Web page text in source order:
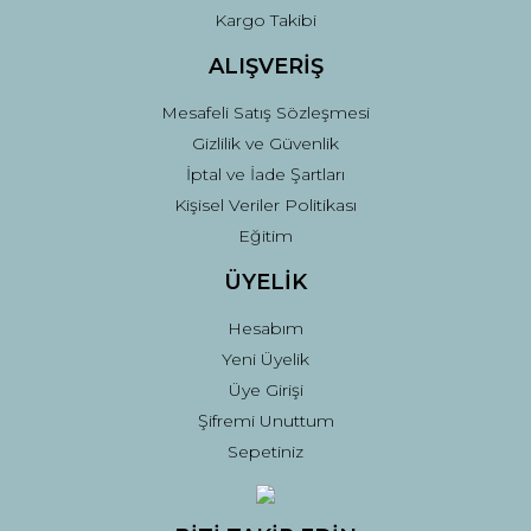
Kargo Takibi
ALIŞVERİŞ
Mesafeli Satış Sözleşmesi
Gizlilik ve Güvenlik
İptal ve İade Şartları
Kişisel Veriler Politikası
Eğitim
ÜYELİK
Hesabım
Yeni Üyelik
Üye Girişi
Şifremi Unuttum
Sepetiniz